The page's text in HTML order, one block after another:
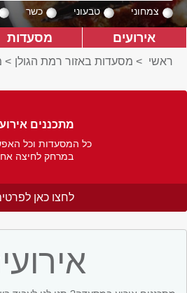
צמחוני טבעוני כשר
אירועים מסעדות
ראשי > מסעדות באזור רמת הגולן >
מתכננים
כל המסעדות וכל
במרחק לחיצה
לחצו כאן